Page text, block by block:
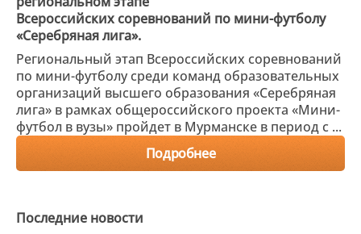
Всероссийских соревнований по мини-футболу
«Серебряная лига».
Региональный этап Всероссийских соревнований
по мини-футболу среди команд образовательных
организаций высшего образования «Серебряная
лига» в рамках общероссийского проекта «Мини-
футбол в вузы» пройдет в Мурманске в период с ...
Подробнее
Последние новости